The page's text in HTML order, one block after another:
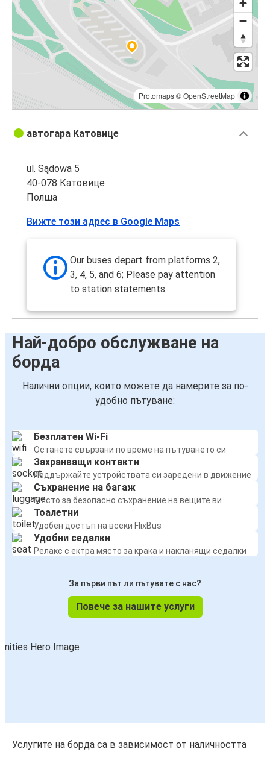
Protomaps©OpenStreetMap
автогара Катовице
ul. Sądowa 5
40-078 Катовице
Полша
Вижте този адрес в Google Maps
Our buses depart from platforms 2,
3, 4, 5, and 6; Please pay attention
to station statements.
Най-добро обслужване на
борда
Налични опции, които можете да намерите за по-
удобно пътуване:
Безплатен Wi-Fi
Останете свързани по време на пътуването си
Захранващи контакти
Поддържайте устройствата си заредени в движение
Съхранение на багаж
Място за безопасно съхранение на вещите ви
Тоалетни
Удобен достъп на всеки FlixBus
Удобни седалки
Релакс с ектра място за крака и накланящи седалки
За първи път ли пътувате с нас?
Повече за нашите услуги
Услугите на борда са в зависимост от наличността